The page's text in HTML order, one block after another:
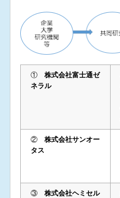
① 株式会社富士通ゼ
ネラル
② 株式会社サンオー
タス
③ 株式会社ヘミセル